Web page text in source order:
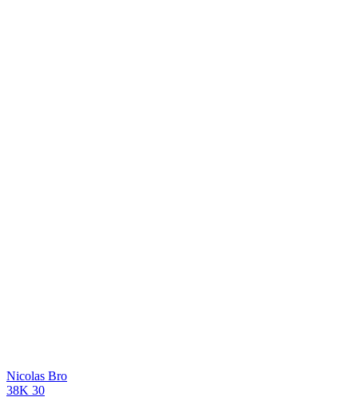
Nicolas Bro
38K 30